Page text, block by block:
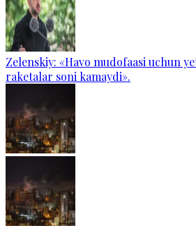
Zelenskiy: «Havo mudofaasi uchun
raketalar soni kamaydi».